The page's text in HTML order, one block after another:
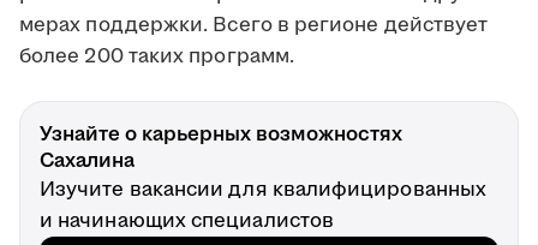
мерах поддержки. Всего в регионе действует
более 200 таких программ.
Узнайте о карьерных возможностях
Сахалина
Изучите вакансии для квалифицированных
и начинающих специалистов